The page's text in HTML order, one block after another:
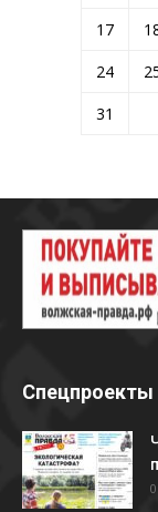
17
24
31
Спецпроекты